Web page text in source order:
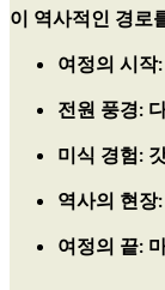
이 역사적인 경로
여정의 시작:
전원 풍경:
미식 경험:
역사의 현장:
여정의 끝: